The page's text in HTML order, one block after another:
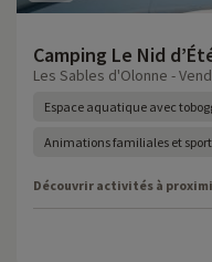
Camping Le Nid
Les Sables d'Olonne -
Espace aquatique avec
Animations familiales et
Découvrir activités à